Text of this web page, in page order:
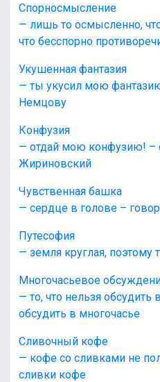
Спорносмысление
— лишь то осмысленно,
что бесспорно
Укушенная фантазия
— ты укусил мою
Немцову
Конфузия
— отдай мою конфузию! –
Жириновский
Чувственная башка
— сердце в голове –
Путесофия
— земля круглая, поэтому
Многочасьевое
— то, что нельзя
обсудить в многочасье
Сливочный кофе
— кофе со сливками не
сливки кофе